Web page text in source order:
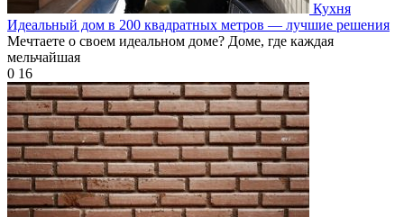
Кухня
Идеальный дом в 200 квадратных метров — лучшие решения
Мечтаете о своем идеальном доме? Доме, где каждая
мельчайшая
0 16